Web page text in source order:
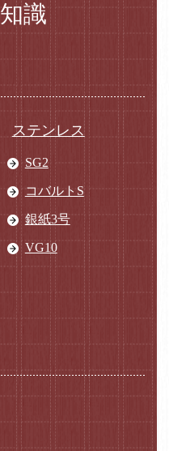
識
ステンレス
SG2
コバルトS
銀紙3号
VG10